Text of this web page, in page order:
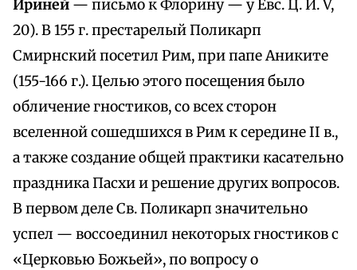
Ириней — письмо к Флорину — у Евс. Ц. И. V,
20). В 155 г. престарелый Поликарп
Смирнский посетил Рим, при папе Аниките
(155-166 г.). Целью этого посещения было
обличение гностиков, со всех сторон
вселенной сошедшихся в Рим к середине II в.,
а также создание общей практики касательно
праздника Пасхи и решение других вопросов.
В первом деле Св. Поликарп значительно
успел — воссоединил некоторых гностиков с
«Церковью Божьей», по вопросу о